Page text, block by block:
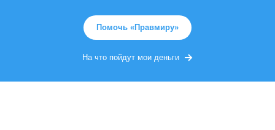
Помочь «Правмиру»
На что пойдут мои деньги